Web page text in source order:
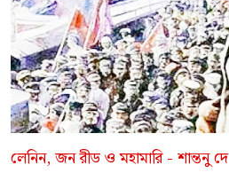
লেনিন, জন রীড ও মহামারি - শান্তনু দে